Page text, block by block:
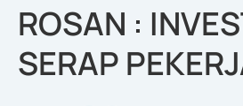
ROSAN :
SERAP